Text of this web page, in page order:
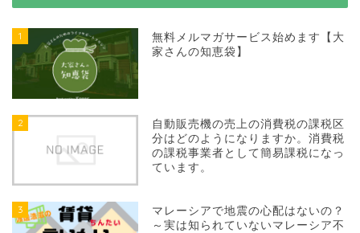
1
無料メルマガサービス始めます【大
家さんの知恵袋】
2
自動販売機の売上の消費税の課税区
分はどのようになりますか。消費税
の課税事業者として簡易課税になっ
ています。
3
マレーシアで地震の心配はないの？
～実は知られていないマレーシア不